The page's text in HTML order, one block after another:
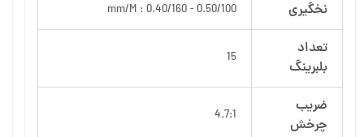
نخگیری mm/M : 0.40/160 - 0.50/100
تعداد
بلبرینگ
15
ضریب
چرخش
4.7:1